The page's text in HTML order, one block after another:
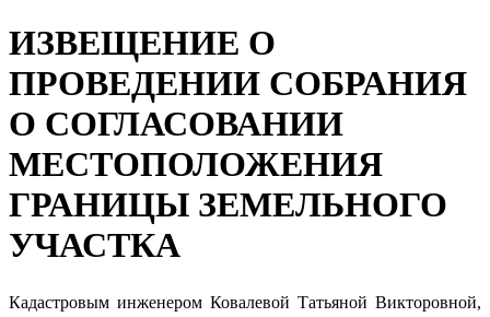
ИЗВЕЩЕНИЕ О
ПРОВЕДЕНИИ СОБРАНИЯ
О СОГЛАСОВАНИИ
МЕСТОПОЛОЖЕНИЯ
ГРАНИЦЫ ЗЕМЕЛЬНОГО
УЧАСТКА
Кадастровым инженером Ковалевой Татьяной Викторовной,